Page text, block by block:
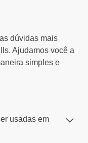
dúvidas mais
Ajudamos você a
simples e
usadas em